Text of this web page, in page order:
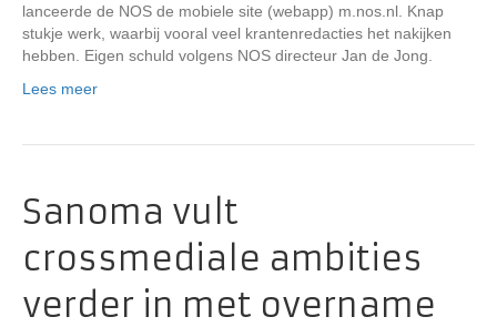
lanceerde de NOS de mobiele site (webapp) m.nos.nl. Knap
stukje werk, waarbij vooral veel krantenredacties het nakijken
hebben. Eigen schuld volgens NOS directeur Jan de Jong.
Lees meer
Sanoma vult
crossmediale ambities
verder in met overname